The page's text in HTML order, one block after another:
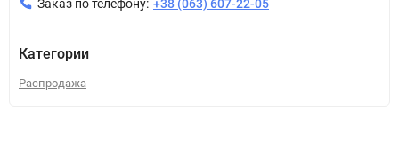
Заказ по телефону: +38 (063) 607-22-05
Категории
Распродажа